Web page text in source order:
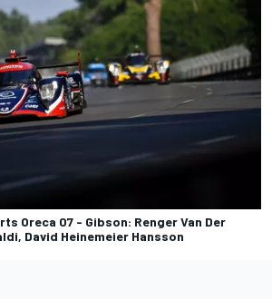
Oreca 07 - Gibson: Renger Van Der
David Heinemeier Hansson